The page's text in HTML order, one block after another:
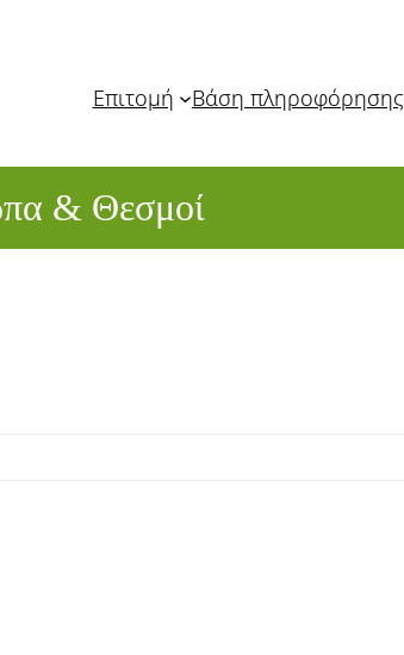
Επιτομή Βάση πληροφόρησης
& Θεσμοί